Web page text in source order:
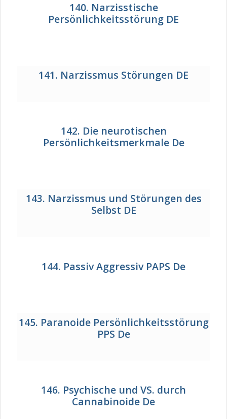
140. Narzisstische
Persönlichkeitsstörung DE
141. Narzissmus Störungen DE
142. Die neurotischen
Persönlichkeitsmerkmale De
143. Narzissmus und Störungen des
Selbst DE
144. Passiv Aggressiv PAPS De
145. Paranoide Persönlichkeitsstörung
PPS De
146. Psychische und VS. durch
Cannabinoide De